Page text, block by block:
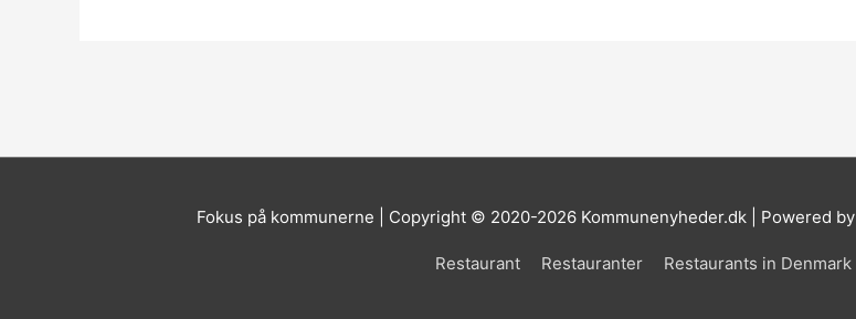
Fokus på kommunerne | Copyright © 2020-2026 Kommunenyheder.dk | Powered by
Restaurant Restauranter Restaurants in Denmark